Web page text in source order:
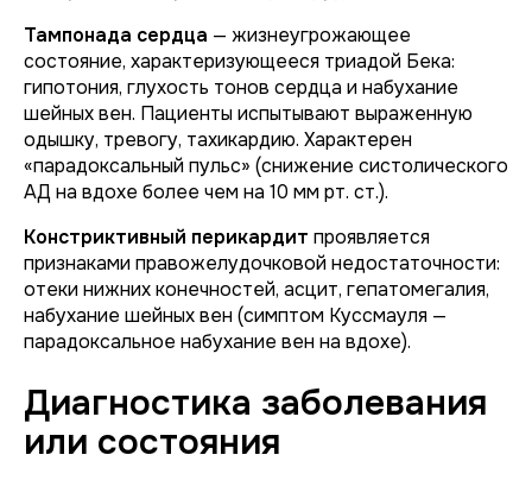
Тампонада сердца — жизнеугрожающее
состояние, характеризующееся триадой Бека:
гипотония, глухость тонов сердца и набухание
шейных вен. Пациенты испытывают выраженную
одышку, тревогу, тахикардию. Характерен
«парадоксальный пульс» (снижение систолического
АД на вдохе более чем на 10 мм рт. ст.).
Констриктивный перикардит проявляется
признаками правожелудочковой недостаточности:
отеки нижних конечностей, асцит, гепатомегалия,
набухание шейных вен (симптом Куссмауля —
парадоксальное набухание вен на вдохе).
Диагностика заболевания
или состояния